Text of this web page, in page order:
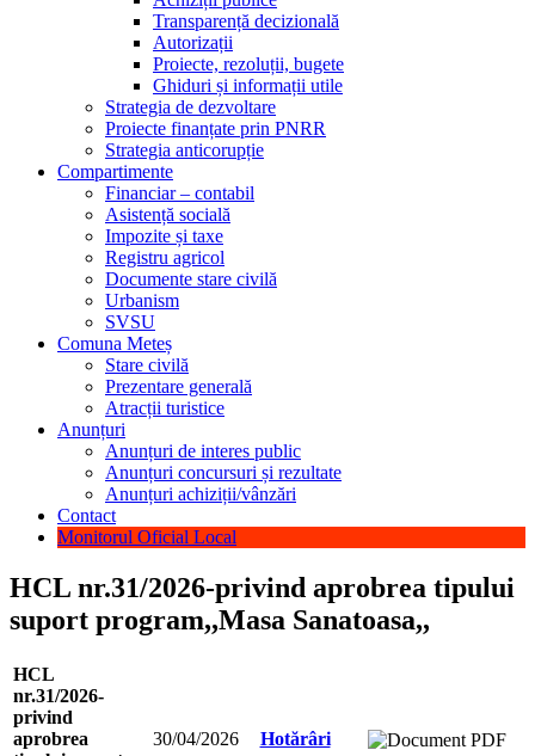
Transparență decizională
Autorizații
Proiecte, rezoluții, bugete
Ghiduri și informații utile
Strategia de dezvoltare
Proiecte finanțate prin PNRR
Strategia anticorupție
Compartimente
Financiar – contabil
Asistență socială
Impozite și taxe
Registru agricol
Documente stare civilă
Urbanism
SVSU
Comuna Meteș
Stare civilă
Prezentare generală
Atracții turistice
Anunțuri
Anunțuri de interes public
Anunțuri concursuri și rezultate
Anunțuri achiziții/vânzări
Contact
Monitorul Oficial Local
HCL nr.31/2026-privind aprobrea tipului
suport program,,Masa Sanatoasa,,
HCL
nr.31/2026-
privind
aprobrea
30/04/2026 Hotărâri